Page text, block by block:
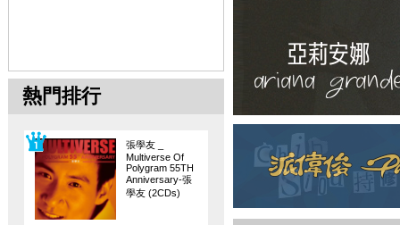
熱門排行
張學友 _
Multiverse Of
Polygram 55TH
Anniversary-張
學友 (2CDs)